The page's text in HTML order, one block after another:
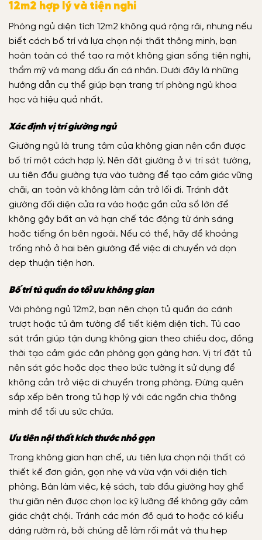
12m2 hợp lý và tiện nghi
Phòng ngủ diện tích 12m2 không quá rộng rãi, nhưng nếu
biết cách bố trí và lựa chọn nội thất thông minh, bạn
hoàn toàn có thể tạo ra một không gian sống tiện nghi,
thẩm mỹ và mang dấu ấn cá nhân. Dưới đây là những
hướng dẫn cụ thể giúp bạn trang trí phòng ngủ khoa
học và hiệu quả nhất.
Xác định vị trí giường ngủ
Giường ngủ là trung tâm của không gian nên cần được
bố trí một cách hợp lý. Nên đặt giường ở vị trí sát tường,
ưu tiên đầu giường tựa vào tường để tạo cảm giác vững
chãi, an toàn và không làm cản trở lối đi. Tránh đặt
giường đối diện cửa ra vào hoặc gần cửa sổ lớn để
không gây bất an và hạn chế tác động từ ánh sáng
hoặc tiếng ồn bên ngoài. Nếu có thể, hãy để khoảng
trống nhỏ ở hai bên giường để việc di chuyển và dọn
dẹp thuận tiện hơn.
Bố trí tủ quần áo tối ưu không gian
Với phòng ngủ 12m2, bạn nên chọn tủ quần áo cánh
trượt hoặc tủ âm tường để tiết kiệm diện tích. Tủ cao
sát trần giúp tận dụng không gian theo chiều dọc, đồng
thời tạo cảm giác căn phòng gọn gàng hơn. Vị trí đặt tủ
nên sát góc hoặc dọc theo bức tường ít sử dụng để
không cản trở việc di chuyển trong phòng. Đừng quên
sắp xếp bên trong tủ hợp lý với các ngăn chia thông
minh để tối ưu sức chứa.
Ưu tiên nội thất kích thước nhỏ gọn
Trong không gian hạn chế, ưu tiên lựa chọn nội thất có
thiết kế đơn giản, gọn nhẹ và vừa vặn với diện tích
phòng. Bàn làm việc, kệ sách, tab đầu giường hay ghế
thư giãn nên được chọn lọc kỹ lưỡng để không gây cảm
giác chật chội. Tránh các món đồ quá to hoặc có kiểu
dáng rườm rà, bởi chúng dễ làm rối mắt và thu hẹp